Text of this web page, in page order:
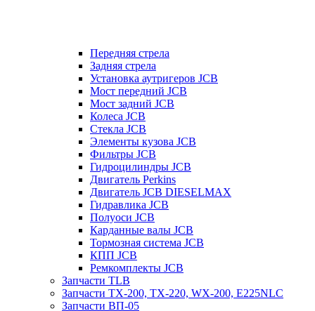
Передняя стрела
Задняя стрела
Установка аутригеров JCB
Мост передний JCB
Мост задний JCB
Колеса JCB
Стекла JCB
Элементы кузова JCB
Фильтры JCB
Гидроцилиндры JCB
Двигатель Perkins
Двигатель JCB DIESELMAX
Гидравлика JCB
Полуоси JCB
Карданные валы JCB
Тормозная система JCB
КПП JCB
Ремкомплекты JCB
Запчасти TLB
Запчасти TX-200, TX-220, WX-200, E225NLC
Запчасти ВП-05